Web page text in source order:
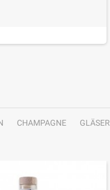
CHAMPAGNE GLÄSER